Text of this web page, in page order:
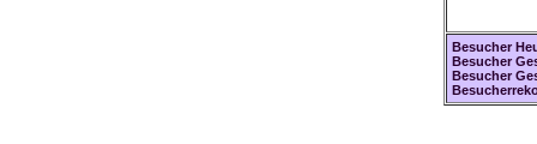
Besucher
Besucher
Besucher